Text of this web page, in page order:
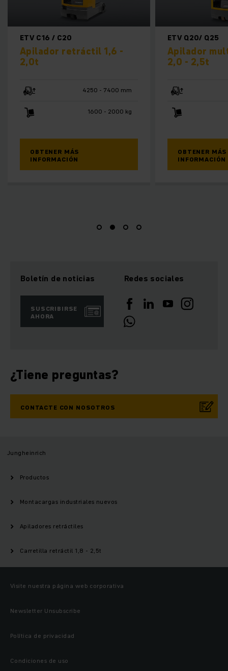
ETV C16 / C20
Apilador retráctil 1,6 -
2,0t
4250 - 7400 mm
1600 - 2000 kg
OBTENER MÁS
INFORMACIÓN
ETV Q20/ Q25
Apilador
2,0 - 2,5t
OBTENER MÁS
INFORMACIÓN
Boletín de noticias
SUSCRIBIRSE
AHORA
Redes sociales
¿Tiene preguntas?
CONTACTE CON NOSOTROS
Jungheinrich
Productos
Montacargas industriales nuevos
Apiladores retráctiles
Carretilla retráctil 1,8 - 2,5t
Visite nuestra página web corporativa
Newsletter Unsubscribe
Política de privacidad
Condiciones de uso